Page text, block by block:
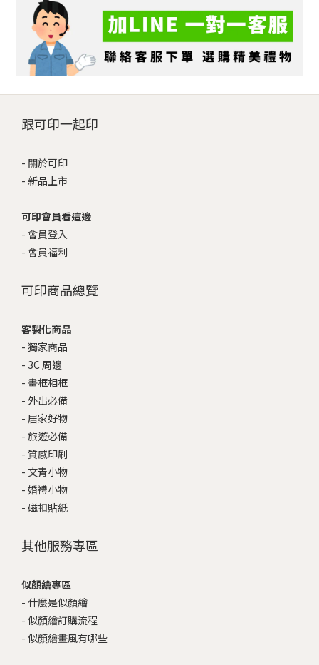
跟可印一起印
- 關於可印
- 新品上市
可印會員看這邊
- 會員登入
- 會員福利
可印商品總覽
客製化商品
- 獨家商品
- 3C 周邊
- 畫框相框
- 外出必備
- 居家好物
- 旅遊必備
- 質感印刷
- 文青小物
- 婚禮小物
- 磁扣貼紙
其他服務專區
似顏繪專區
- 什麼是似顏繪
- 似顏繪訂購流程
- 似顏繪畫風有哪些